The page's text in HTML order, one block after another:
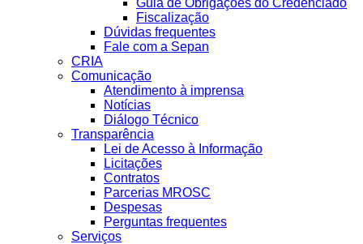
Fiscalização
Dúvidas frequentes
Fale com a Sepan
CRIA
Comunicação
Atendimento à imprensa
Notícias
Diálogo Técnico
Transparência
Lei de Acesso à Informação
Licitações
Contratos
Parcerias MROSC
Despesas
Perguntas frequentes
Serviços